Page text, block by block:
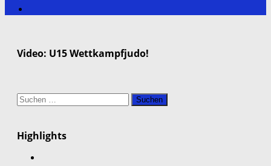
Video: U15 Wettkampfjudo!
Suchen
nach:
Highlights